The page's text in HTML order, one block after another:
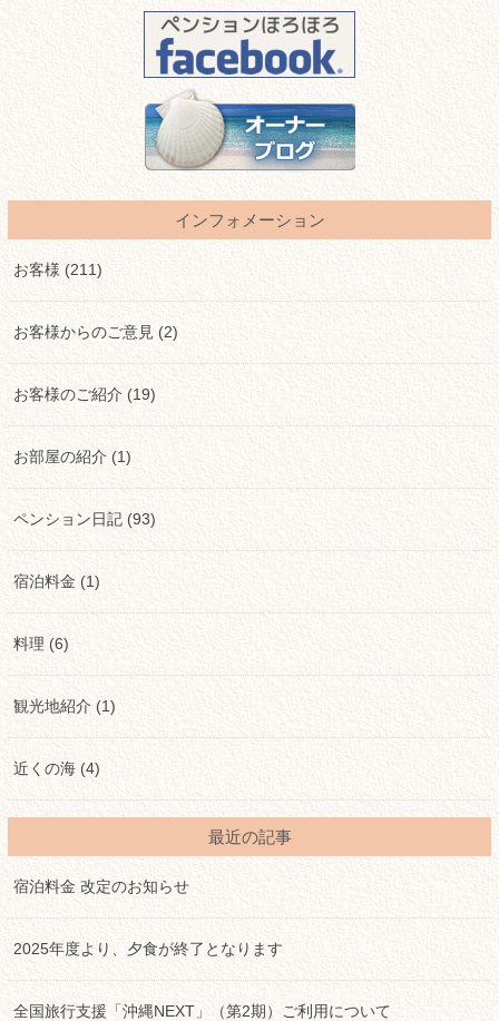
インフォメーション
お客様 (211)
お客様からのご意見 (2)
お客様のご紹介 (19)
お部屋の紹介 (1)
ペンション日記 (93)
宿泊料金 (1)
料理 (6)
観光地紹介 (1)
近くの海 (4)
最近の記事
宿泊料金 改定のお知らせ
2025年度より、夕食が終了となります
全国旅行支援「沖縄NEXT」（第2期）ご利用について